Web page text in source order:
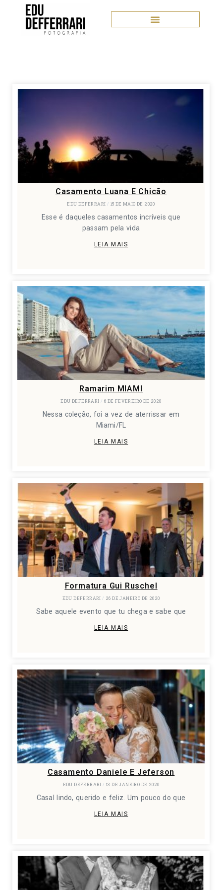
Casamento Luana E Chicão
EDU DEFERRARI 15 DE MAIO DE 2020
Esse é daqueles casamentos incríveis que
passam pela vida
LEIA MAIS
Ramarim MIAMI
EDU DEFERRARI 6 DE FEVEREIRO DE 2020
Nessa coleção, foi a vez de aterrissar em
Miami/FL
LEIA MAIS
Formatura Gui Ruschel
EDU DEFERRARI 26 DE JANEIRO DE 2020
Sabe aquele evento que tu chega e sabe que
LEIA MAIS
Casamento Daniele E Jeferson
EDU DEFERRARI 13 DE JANEIRO DE 2020
Casal lindo, querido e feliz. Um pouco do que
LEIA MAIS